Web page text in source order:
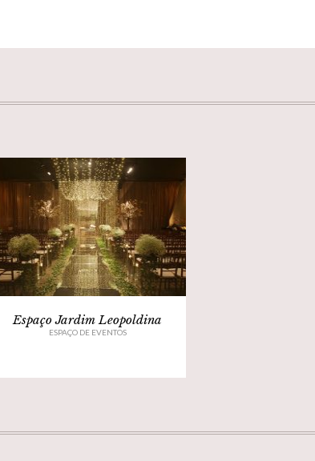
Espaço Jardim Leopoldina
ESPAÇO DE EVENTOS